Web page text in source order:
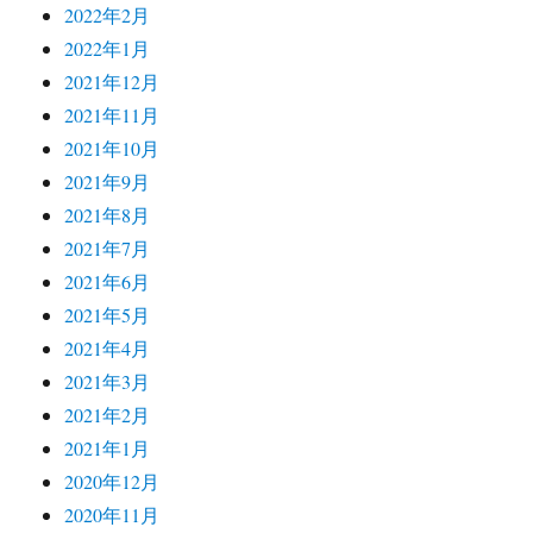
2022年2月
2022年1月
2021年12月
2021年11月
2021年10月
2021年9月
2021年8月
2021年7月
2021年6月
2021年5月
2021年4月
2021年3月
2021年2月
2021年1月
2020年12月
2020年11月